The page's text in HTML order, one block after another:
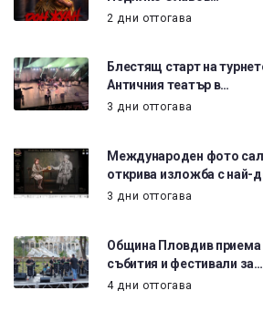
2 дни оттогава
Блестящ старт на
Античния театър в…
3 дни оттогава
Международен фото
открива изложба с най-
3 дни оттогава
Община Пловдив приема
събития и фестивали за…
4 дни оттогава